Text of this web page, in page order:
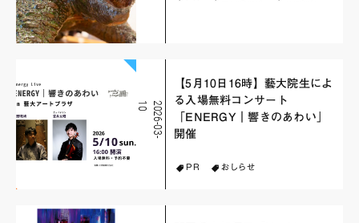
2
0
2
6
-
0
3
-
1
0
【5月10日16時】藝大院生によ
る入場無料コンサート
「ENERGY｜響きのあわい」
開催
PR おしらせ